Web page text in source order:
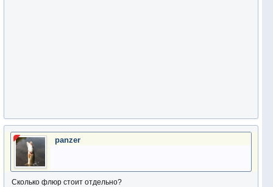
panzer
Сколько флюр стоит отдельно?